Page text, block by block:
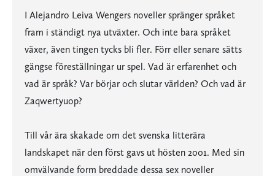
I Alejandro Leiva Wengers noveller spränger språket
fram i ständigt nya utväxter. Och inte bara språket
växer, även tingen tycks bli fler. Förr eller senare sätts
gängse föreställningar ur spel. Vad är erfarenhet och
vad är språk? Var börjar och slutar världen? Och vad är
Zaqwertyuop?
Till vår ära skakade om det svenska litterära
landskapet när den först gavs ut hösten 2001. Med sin
omvälvande form breddade dessa sex noveller